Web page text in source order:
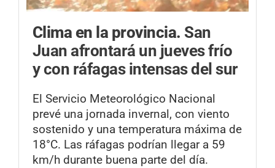
Clima en la provincia. San
Juan afrontará un jueves frío
y con ráfagas intensas del sur
El Servicio Meteorológico Nacional
prevé una jornada invernal, con viento
sostenido y una temperatura máxima de
18°C. Las ráfagas podrían llegar a 59
km/h durante buena parte del día.